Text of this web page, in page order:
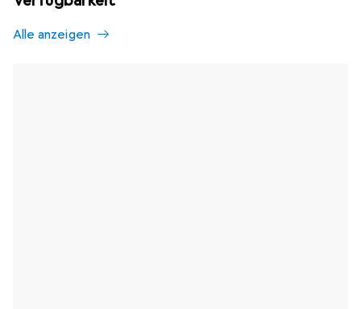
Alle anzeigen